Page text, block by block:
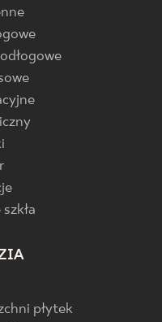
płytek